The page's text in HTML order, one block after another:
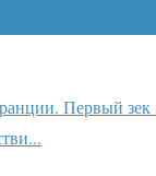
Первый зек